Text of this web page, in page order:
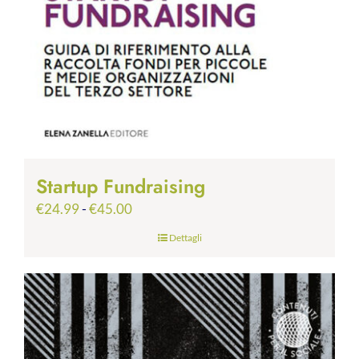
Startup Fundraising
€24.99-€45.00Fascia
€24.99
€45.00
Dettagli